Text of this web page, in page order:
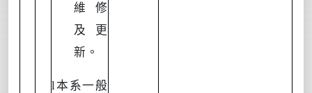
維修
及更
新。
l 本系一般